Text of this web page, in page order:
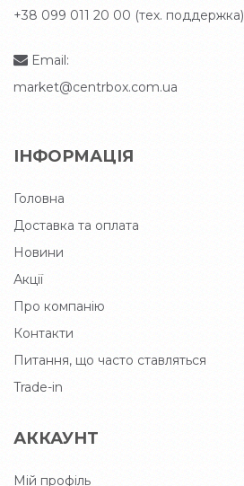
+38 099 011 20 00 (тех. поддержка)
Email:
market@centrbox.com.ua
ІНФОРМАЦІЯ
Головна
Доставка та оплата
Новини
Акції
Про компанію
Контакти
Питання, що часто ставляться
Trade-in
АККАУНТ
Мій профіль